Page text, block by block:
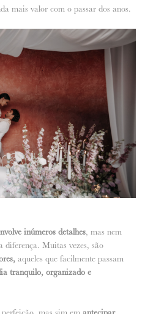
mais valor com o passar dos anos.
inúmeros detalhes, mas nem
diferença. Muitas vezes, são
aqueles que facilmente passam
tranquilo, organizado e